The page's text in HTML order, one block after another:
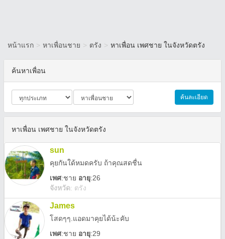
หน้าแรก > หาเพื่อนชาย > ตรัง > หาเพื่อน เพศชาย ในจังหวัดตรัง
ค้นหาเพื่อน
ค้นละเอียด
หาเพื่อน เพศชาย ในจังหวัดตรัง
sun
คุยกันใด้หมดครับ ถ้าคุณสดชื่น
เพศ:ชาย อายุ:26
จังหวัด: ตรัง
James
โสดๆๆ.แอดมาคุยได้น้ะคับ
เพศ:ชาย อายุ:29